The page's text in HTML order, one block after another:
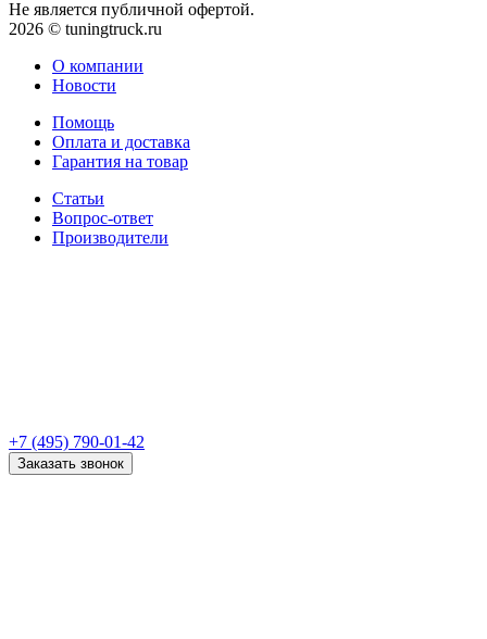
Не является публичной офертой.
2026 © tuningtruck.ru
О компании
Новости
Помощь
Оплата и доставка
Гарантия на товар
Статьи
Вопрос-ответ
Производители
+7 (495) 790-01-42
Заказать звонок